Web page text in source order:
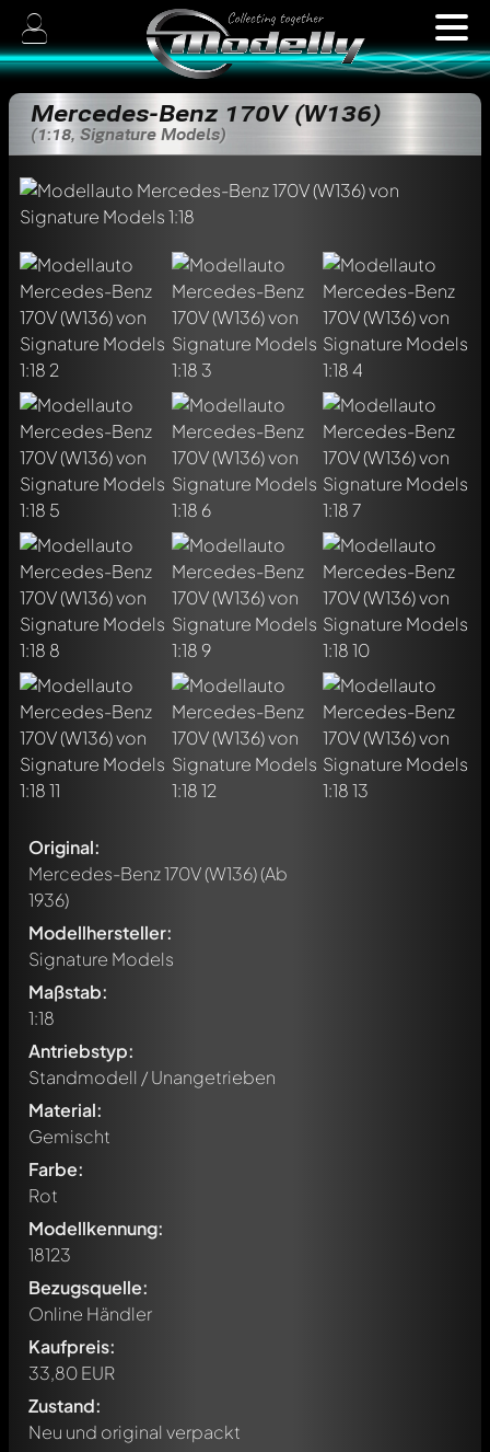
Mercedes-Benz 170V (W136)
(1:18, Signature Models)
Original:
Mercedes-Benz 170V (W136)(Ab
1936)
Modellhersteller:
Signature Models
Maßstab:
1:18
Antriebstyp:
Standmodell / Unangetrieben
Material:
Gemischt
Farbe:
Rot
Modellkennung:
18123
Bezugsquelle:
Online Händler
Kaufpreis:
33,80 EUR
Zustand:
Neu und original verpackt